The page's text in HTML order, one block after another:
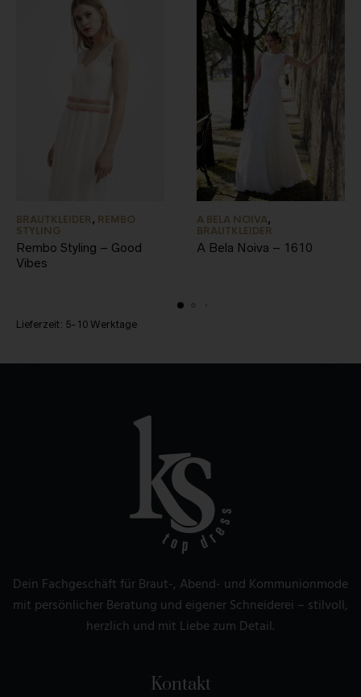
BRAUTKLEIDER, REMBO
STYLING
Rembo Styling – Good
Vibes
A BELA NOIVA,
BRAUTKLEIDER
A Bela Noiva – 1610
Lieferzeit: 5-10 Werktage
Dein Fachgeschäft für Braut-, Abend- und Kommunionmode
mit persönlicher Beratung und eigener Schneiderei – stilvoll,
herzlich und mit Liebe zum Detail.
Kontakt